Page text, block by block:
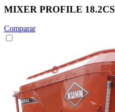
MIXER PROFILE 18.2CS
Comparar